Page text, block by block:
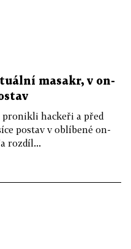
masakr, v on-
hackeři a před
postav v oblíbené on-
rozdíl...